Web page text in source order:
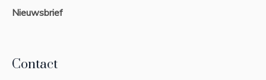
Nieuwsbrief
Contact